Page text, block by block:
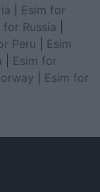
Esim for
for Russia
Peru
Esim
Esim for
Esim for